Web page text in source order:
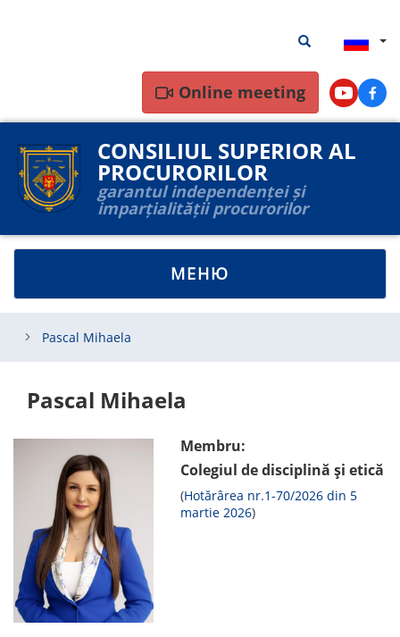
поиска
Результаты
Online meeting Youtube
CONSILIUL SUPERIOR AL
PROCURORILOR
garantul independenței și
imparțialității procurorilor
TOGGLE
NAVIGATION
МЕНЮ
Pascal Mihaela
Pascal Mihaela
Membru:
Colegiul de disciplină și etică
(Hotărârea nr.1-70/2026 din 5
martie 2026)